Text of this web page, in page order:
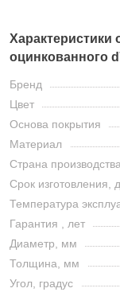
Характеристики
оцинкованного
Бренд
Цвет
Основа покрытия
Материал
Страна производства
Срок изготовления,
Температура
Гарантия , лет
Диаметр, мм
Толщина, мм
Угол, градус